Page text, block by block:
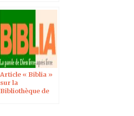
nationale de
France
Article « Biblia »
sur la
Bibliothèque de